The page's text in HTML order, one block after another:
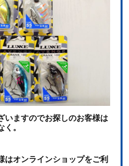
いますのでお探しのお客様は
く。
はオンラインショップをご利